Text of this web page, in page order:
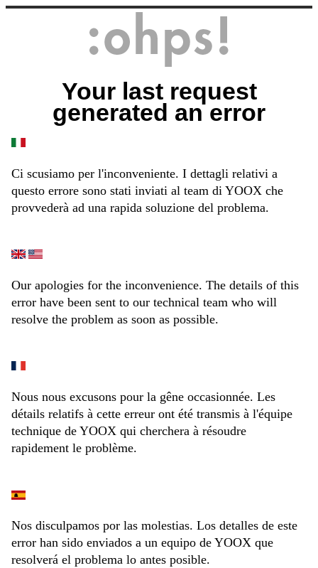
Your last request
generated an error
Ci scusiamo per l'inconveniente. I dettagli relativi a
questo errore sono stati inviati al team di YOOX che
provvederà ad una rapida soluzione del problema.
Our apologies for the inconvenience. The details of this
error have been sent to our technical team who will
resolve the problem as soon as possible.
Nous nous excusons pour la gêne occasionnée. Les
détails relatifs à cette erreur ont été transmis à l'équipe
technique de YOOX qui cherchera à résoudre
rapidement le problème.
Nos disculpamos por las molestias. Los detalles de este
error han sido enviados a un equipo de YOOX que
resolverá el problema lo antes posible.